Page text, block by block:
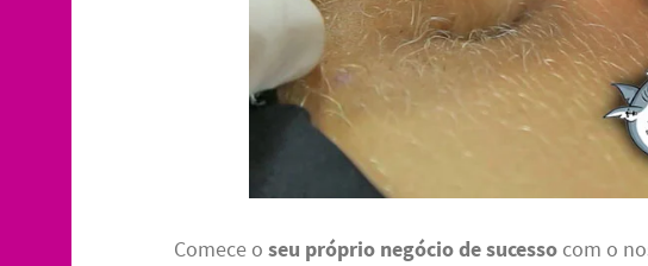
Comece oseu próprio negócio de sucesso com o